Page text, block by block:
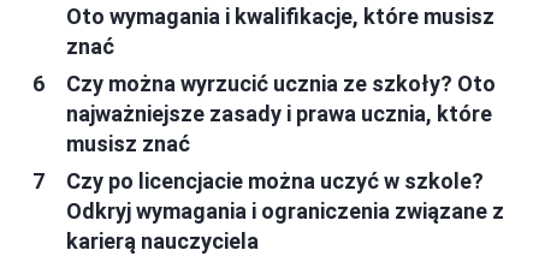
Oto wymagania i kwalifikacje, które musisz
znać
Czy można wyrzucić ucznia ze szkoły? Oto
najważniejsze zasady i prawa ucznia, które
musisz znać
Czy po licencjacie można uczyć w szkole?
Odkryj wymagania i ograniczenia związane z
karierą nauczyciela